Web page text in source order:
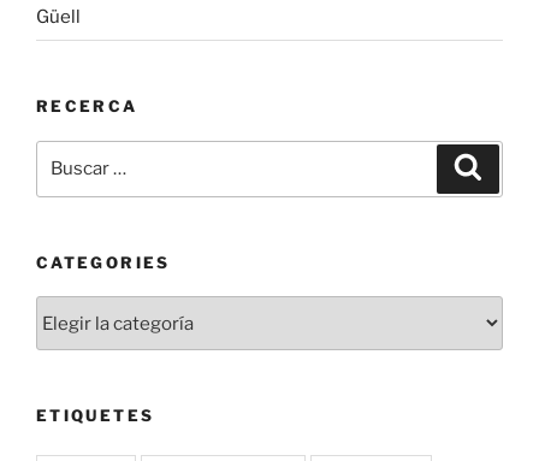
Güell
RECERCA
por:
CATEGORIES
ETIQUETES